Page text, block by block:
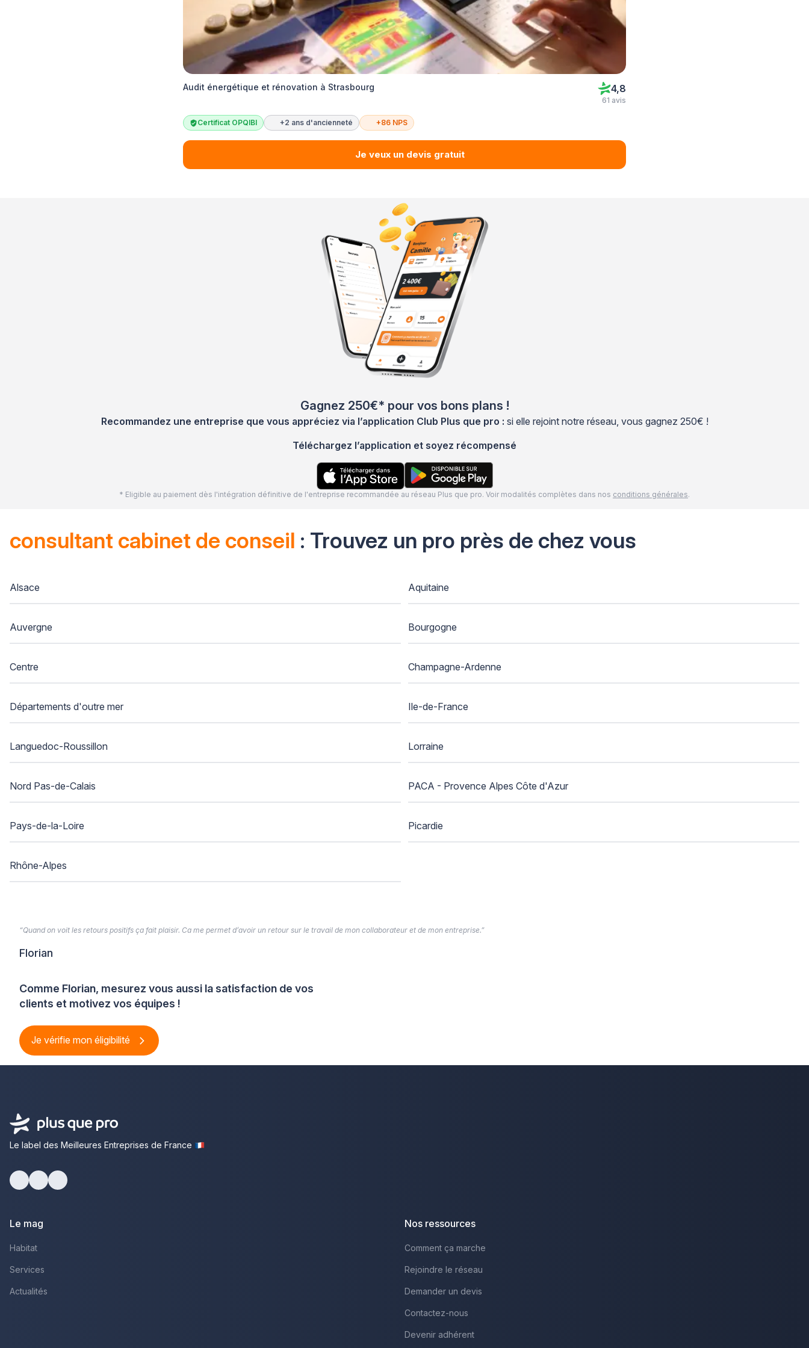
Audit énergétique et rénovation à Strasbourg 4,8
61 avis
Certificat OPQIBI +2 ans d'ancienneté +86 NPS
Je veux un devis gratuit
Gagnez 250€* pour vos bons plans !
Recommandez une entreprise que vous appréciez via l’application Club Plus que pro : si elle rejoint notre réseau, vous gagnez 250€ !
Téléchargez l’application et soyez récompensé
* Eligible au paiement dès l'intégration définitive de l'entreprise recommandée au réseau Plus que pro. Voir modalités complètes dans nos conditions générales.
consultant cabinet de conseil : Trouvez un pro près de chez vous
Alsace Aquitaine
Auvergne Bourgogne
Centre Champagne-Ardenne
Départements d'outre mer Ile-de-France
Languedoc-Roussillon Lorraine
Nord Pas-de-Calais PACA - Provence Alpes Côte d'Azur
Pays-de-la-Loire Picardie
Rhône-Alpes
Comme Florian, mesurez vous aussi la satisfaction de vos
clients et motivez vos équipes !
Je vérifie mon éligibilité
“Quand on voit les retours positifs ça fait plaisir. Ca me permet d’avoir un retour sur le travail de mon collaborateur et de mon entreprise.”
Florian
Le label des Meilleures Entreprises de France
Le mag
Habitat
Services
Actualités
Nos ressources
Comment ça marche
Rejoindre le réseau
Demander un devis
Contactez-nous
Devenir adhérent